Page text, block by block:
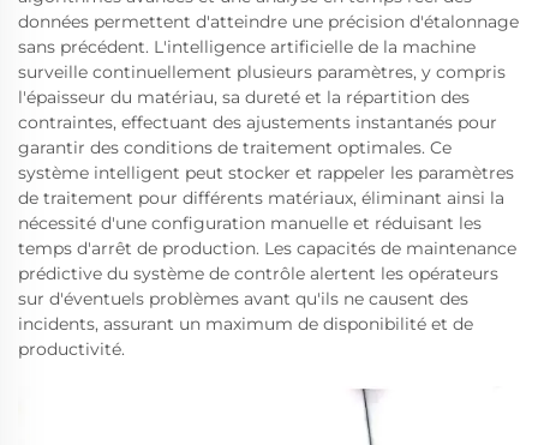
données permettent d'atteindre une précision d'étalonnage
sans précédent. L'intelligence artificielle de la machine
surveille continuellement plusieurs paramètres, y compris
l'épaisseur du matériau, sa dureté et la répartition des
contraintes, effectuant des ajustements instantanés pour
garantir des conditions de traitement optimales. Ce
système intelligent peut stocker et rappeler les paramètres
de traitement pour différents matériaux, éliminant ainsi la
nécessité d'une configuration manuelle et réduisant les
temps d'arrêt de production. Les capacités de maintenance
prédictive du système de contrôle alertent les opérateurs
sur d'éventuels problèmes avant qu'ils ne causent des
incidents, assurant un maximum de disponibilité et de
productivité.